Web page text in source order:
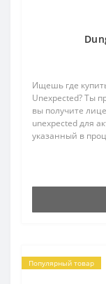
Ищешь где
Unexpected? Ты
вы получите
unexpected для
указанный в
Популярный товар